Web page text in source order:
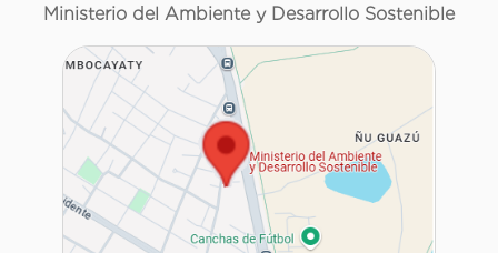
Ministerio del Ambiente y Desarrollo Sostenible